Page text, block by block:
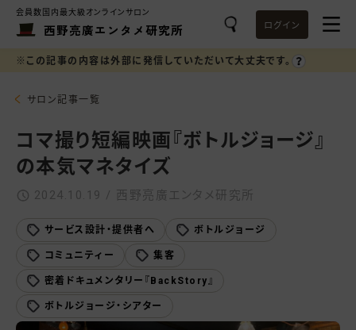
会員数国内最大級オンラインサロン
西野亮廣エンタメ研究所 ログイン
※この記事の内容は外部に発信していただいて大丈夫です。
サロン記事一覧
コマ撮り短編映画『ボトルジョージ』
の本気マネタイズ
2024.10.19 / 西野亮廣エンタメ研究所
サービス設計・提供者へ ボトルジョージ
コミュニティー 集客
密着ドキュメンタリー『BackStory』
ボトルジョージ・シアター